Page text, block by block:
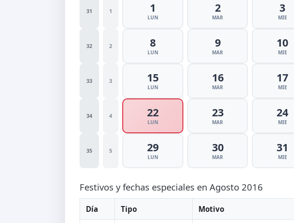
31 1 1
LUN
2
MAR
3
MIE
32 2 8
LUN
9
MAR
10
MIE
33 3 15
LUN
16
MAR
17
MIE
34 4 22
LUN
23
MAR
24
MIE
35 5 29
LUN
30
MAR
31
MIE
Festivos y fechas especiales en Agosto 2016
Día Tipo Motivo